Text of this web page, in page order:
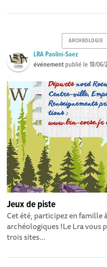
ARCHEOLOGIE
LRA Paolini-Saez
événement publié le18/
Jeux de piste
Cet été, participez en famille
archéologiques !Le Lra vous
trois sites...